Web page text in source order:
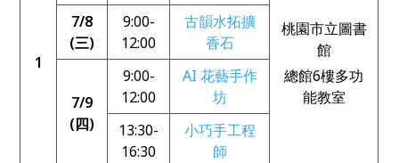
1
桃園市立圖書
館
總館6樓多功
能教室
7/8
(三)
9:00-
12:00
古韻水拓擴
香石
7/9
(四)
9:00-
12:00
AI 花藝手作
坊
13:30-
16:30
小巧手工程
師